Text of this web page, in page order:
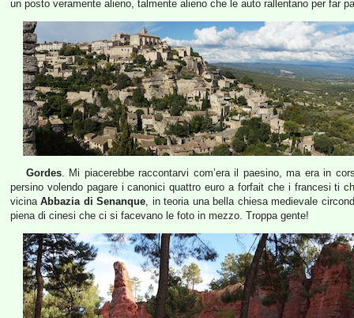
un posto veramente alieno, talmente alieno che le auto rallentano per far
Gordes. Mi piacerebbe raccontarvi com’era il paesino, ma era in
persino volendo pagare i canonici quattro euro a forfait che i francesi ti
vicinaAbbazia di Senanque, in teoria una bella chiesa medievale
piena di cinesi che ci si facevano le foto in mezzo. Troppa gente!